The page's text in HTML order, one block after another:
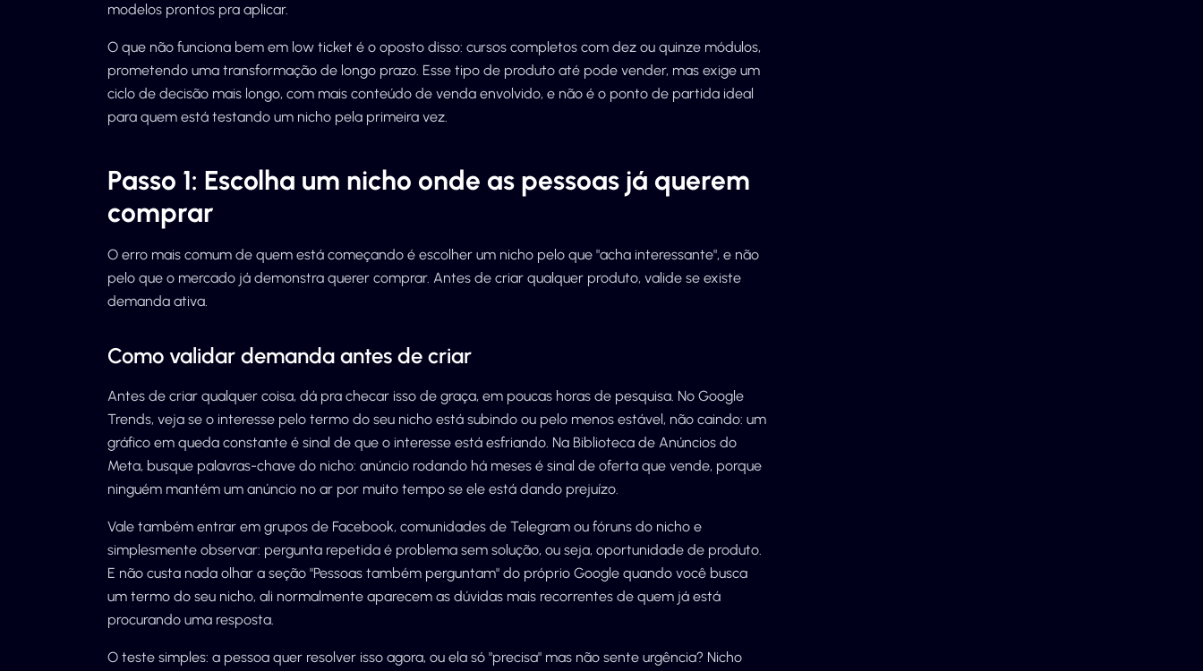
modelos prontos pra aplicar.
O que não funciona bem em low ticket é o oposto disso: cursos completos com dez ou quinze módulos,
prometendo uma transformação de longo prazo. Esse tipo de produto até pode vender, mas exige um
ciclo de decisão mais longo, com mais conteúdo de venda envolvido, e não é o ponto de partida ideal
para quem está testando um nicho pela primeira vez.
Passo 1: Escolha um nicho onde as pessoas já querem
comprar
O erro mais comum de quem está começando é escolher um nicho pelo que "acha interessante", e não
pelo que o mercado já demonstra querer comprar. Antes de criar qualquer produto, valide se existe
demanda ativa.
Como validar demanda antes de criar
Antes de criar qualquer coisa, dá pra checar isso de graça, em poucas horas de pesquisa. No Google
Trends, veja se o interesse pelo termo do seu nicho está subindo ou pelo menos estável, não caindo: um
gráfico em queda constante é sinal de que o interesse está esfriando. Na Biblioteca de Anúncios do
Meta, busque palavras-chave do nicho: anúncio rodando há meses é sinal de oferta que vende, porque
ninguém mantém um anúncio no ar por muito tempo se ele está dando prejuízo.
Vale também entrar em grupos de Facebook, comunidades de Telegram ou fóruns do nicho e
simplesmente observar: pergunta repetida é problema sem solução, ou seja, oportunidade de produto.
E não custa nada olhar a seção "Pessoas também perguntam" do próprio Google quando você busca
um termo do seu nicho, ali normalmente aparecem as dúvidas mais recorrentes de quem já está
procurando uma resposta.
O teste simples: a pessoa quer resolver isso agora, ou ela só "precisa" mas não sente urgência? Nicho